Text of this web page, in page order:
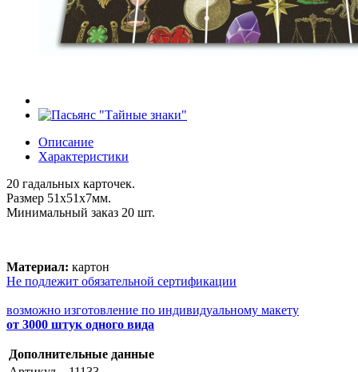
Описание
Характеристики
20 гадальных карточек.
Размер 51х51х7мм.
Минимальный заказ 20 шт.
Материал: картон
Не подлежит обязательной сертификации
возможно изготовление по индивидуальному макету
от 3000 штук одного вида
Дополнительные данные